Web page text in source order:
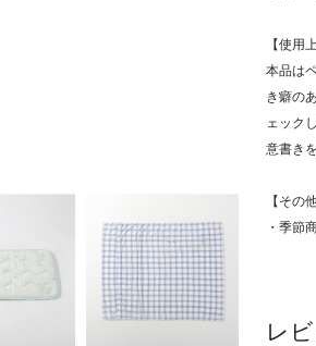
【使用
本品は
き癖の
ェック
意書き
【その
・季節
レ